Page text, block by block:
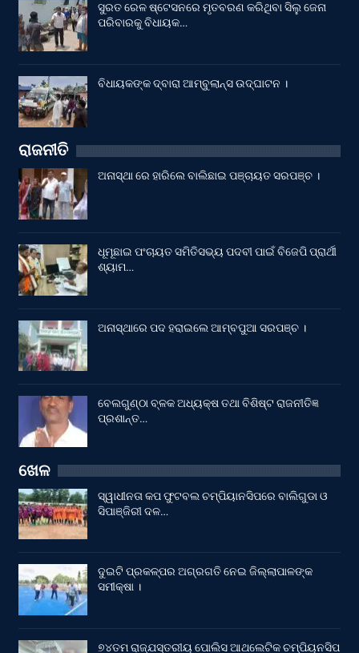
ସୁରତ ରେଳ ଷ୍ଟେସନରେ ମୃତବରଣ କରିଥିବା ସିଲୁ ଜେନା
ପରିବାରକୁ ବିଧାୟକ…
ବିଧାୟକଙ୍କ ଦ୍ବାରା ଆମ୍ବୁଲାନ୍ସ ଉଦ୍‌ଘାଟନ ।
ରାଜନୀତି
ଅନାସ୍ଥା ରେ ହାରିଲେ ବାଲିଛାଇ ପଞ୍ଚାୟତ ସରପଞ୍ଚ ।
ଧୂମୂଛାଇ ପଂଚାୟତ ସମିତିସଭ୍ୟ ପଦବୀ ପାଇଁ ବିଜେପି ପ୍ରାର୍ଥୀ
ଶ୍ୟାମ…
ଅନାସ୍ଥାରେ ପଦ ହରାଇଲେ ଆମ୍ବପୁଆ ସରପଞ୍ଚ ।
ବେଲଗୁଣ୍ଠା ବ୍ଳକ ଅଧ୍ୟକ୍ଷ ତଥା ବିଶିଷ୍ଟ ରାଜନୀତିଜ୍ଞ
ପ୍ରଶାନ୍ତ…
ଖେଳ
ସ୍ୱାଧୀନତା କପ ଫୁଟବଲ ଚମ୍ପିୟାନସିପରେ ବାଲିଗୁଡା ଓ
ସିପାଞ୍ଜିରୀ ଦଳ…
ଦୁଇଟି ପ୍ରକଳ୍ପର ଅଗ୍ରଗତି ନେଇ ଜିଲ୍ଲାପାଳଙ୍କ
ସମୀକ୍ଷା ।
୭୪ତମ ରାଜ୍ଯସ୍ତରୀୟ ପୋଲିସ ଆଥଲେଟିକ ଚମ୍ପିୟନସିପ